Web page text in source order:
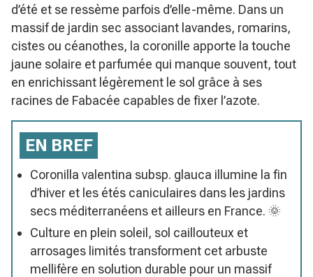
d’été et se ressème parfois d’elle-même. Dans un
massif de jardin sec associant lavandes, romarins,
cistes ou céanothes, la coronille apporte la touche
jaune solaire et parfumée qui manque souvent, tout
en enrichissant légèrement le sol grâce à ses
racines de Fabacée capables de fixer l’azote.
EN BREF
Coronilla valentina subsp. glauca illumine la fin
d’hiver et les étés caniculaires dans les jardins
secs méditerranéens et ailleurs en France. 🌞
Culture en plein soleil, sol caillouteux et
arrosages limités transforment cet arbuste
mellifère en solution durable pour un massif